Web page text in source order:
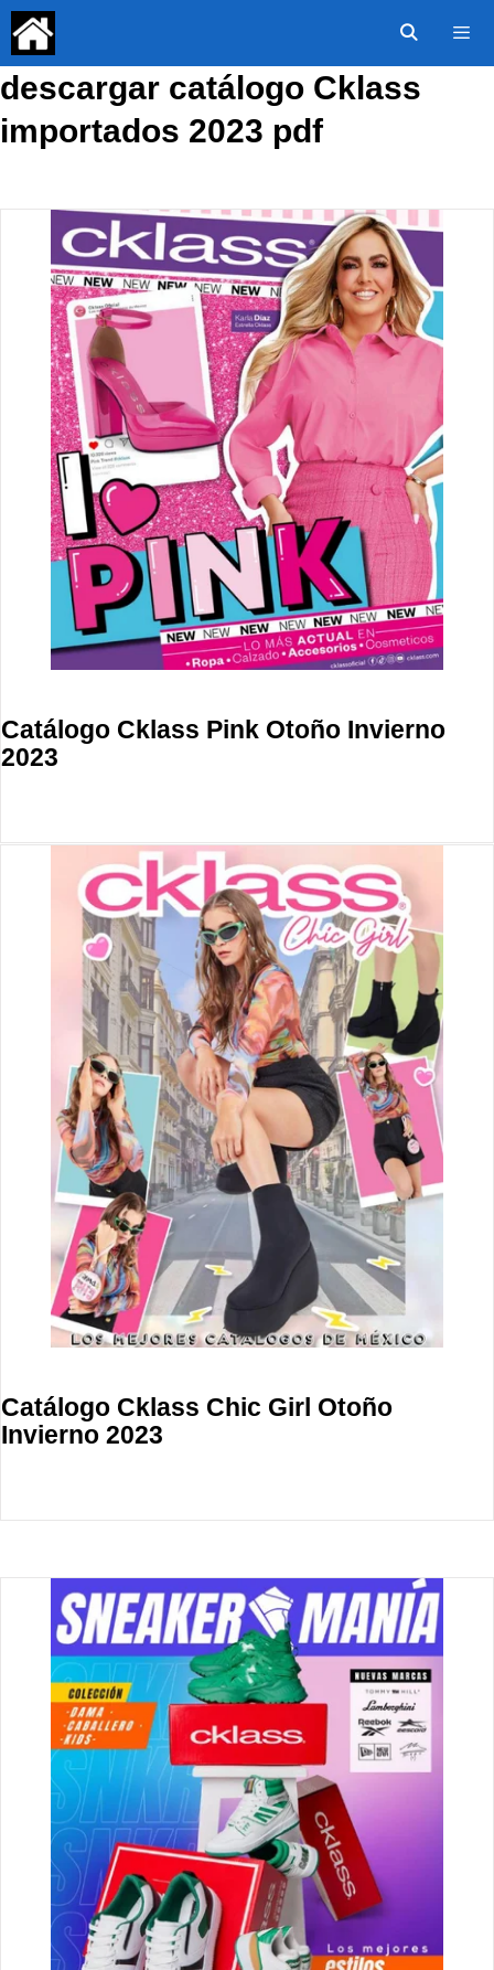
Saltar
contenido
descargar catálogo Cklass
importados 2023 pdf
Catálogo Cklass Pink Otoño Invierno
2023
Catálogo Cklass Chic Girl Otoño
Invierno 2023